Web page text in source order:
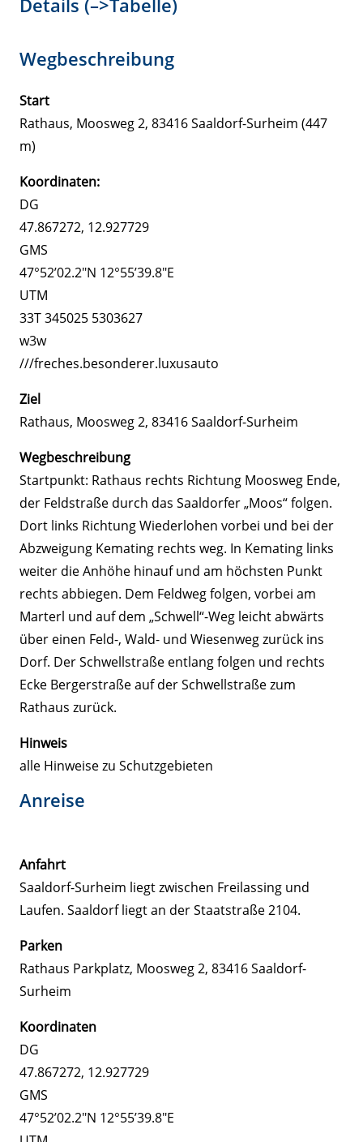
Details (–>Tabelle)
Wegbeschreibung
Start
Rathaus, Moosweg 2, 83416 Saaldorf-Surheim (447
m)
Koordinaten:
DG
47.867272, 12.927729
GMS
47°52’02.2″N 12°55’39.8″E
UTM
33T 345025 5303627
w3w
///freches.besonderer.luxusauto
Ziel
Rathaus, Moosweg 2, 83416 Saaldorf-Surheim
Wegbeschreibung
Startpunkt: Rathaus rechts Richtung Moosweg Ende,
der Feldstraße durch das Saaldorfer „Moos“ folgen.
Dort links Richtung Wiederlohen vorbei und bei der
Abzweigung Kemating rechts weg. In Kemating links
weiter die Anhöhe hinauf und am höchsten Punkt
rechts abbiegen. Dem Feldweg folgen, vorbei am
Marterl und auf dem „Schwell“-Weg leicht abwärts
über einen Feld-, Wald- und Wiesenweg zurück ins
Dorf. Der Schwellstraße entlang folgen und rechts
Ecke Bergerstraße auf der Schwellstraße zum
Rathaus zurück.
Hinweis
alle Hinweise zu Schutzgebieten
Anreise
Anfahrt
Saaldorf-Surheim liegt zwischen Freilassing und
Laufen. Saaldorf liegt an der Staatstraße 2104.
Parken
Rathaus Parkplatz, Moosweg 2, 83416 Saaldorf-
Surheim
Koordinaten
DG
47.867272, 12.927729
GMS
47°52’02.2″N 12°55’39.8″E